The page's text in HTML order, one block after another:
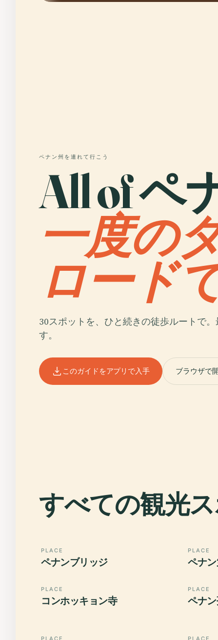
ペナン州を連れて行こう
All of ペ
一度の
ロードで
30スポットを、ひと続きの徒歩ルートで
す。
このガイドをアプリで入手 ブラウザで
すべての観光
PLACE
ペナンブリッジ
PLACE
ペナ
PLACE
コンホッキョン寺
PLACE
ペナ
PLACE PLACE